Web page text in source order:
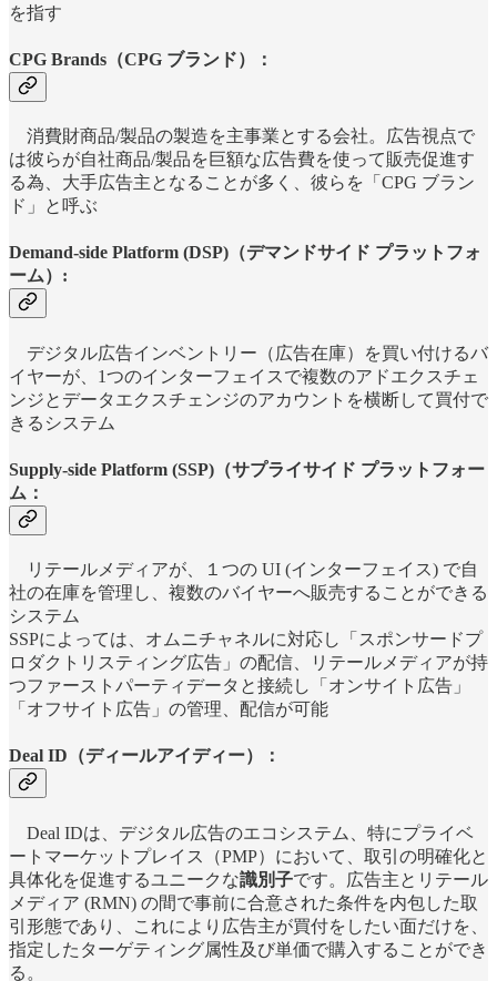
を指す
CPG Brands（CPG ブランド）：
消費財商品/製品の製造を主事業とする会社。広告視点で
は彼らが自社商品/製品を巨額な広告費を使って販売促進す
る為、大手広告主となることが多く、彼らを「CPG ブラン
ド」と呼ぶ
Demand-side Platform (DSP)（デマンドサイド プラットフォ
ーム）:
デジタル広告インベントリー（広告在庫）を買い付けるバ
イヤーが、1つのインターフェイスで複数のアドエクスチェ
ンジとデータエクスチェンジのアカウントを横断して買付で
きるシステム
Supply-side Platform (SSP)（サプライサイド プラットフォー
ム ：
リテールメディアが、１つの UI (インターフェイス) で自
社の在庫を管理し、複数のバイヤーへ販売することができる
システム
SSPによっては、オムニチャネルに対応し「スポンサードプ
ロダクトリスティング広告」の配信、リテールメディアが持
つファーストパーティデータと接続し「オンサイト広告」
「オフサイト広告」の管理、配信が可能
Deal ID（ディールアイディー）：
Deal IDは、デジタル広告のエコシステム、特にプライベ
ートマーケットプレイス（PMP）において、取引の明確化と
具体化を促進するユニークな識別子です。広告主とリテール
メディア (RMN) の間で事前に合意された条件を内包した取
引形態であり、これにより広告主が買付をしたい面だけを、
指定したターゲティング属性及び単価で購入することができ
る。